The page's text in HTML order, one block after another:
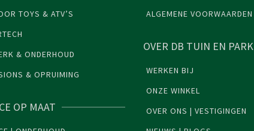
TOYS & ATV’S
& ONDERHOUD
& OPRUIMING
OP MAAT
ALGEMENE VOORWAARDEN
OVER DB TUIN EN PARK
WERKEN BIJ
ONZE WINKEL
OVER ONS | VESTIGINGEN